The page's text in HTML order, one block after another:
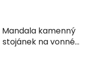
Mandala kamenný
stojánek na vonné